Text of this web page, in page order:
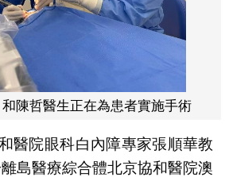
陳哲醫生正在為患者實施手術
醫院眼科白內障專家張順華教
島醫療綜合體北京協和醫院澳